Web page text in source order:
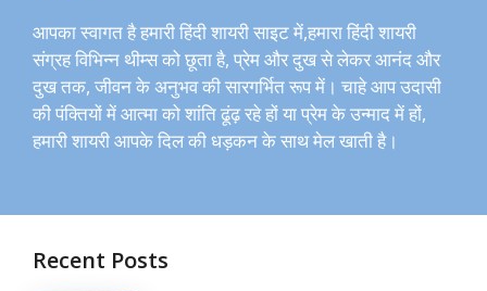
आपका स्वागत है हमारी हिंदी शायरी साइट में,हमारा हिंदी शायरी
संग्रह विभिन्न थीम्स को छूता है, प्रेम और दुख से लेकर आनंद और
दुख तक, जीवन के अनुभव की सारगर्भित रूप में। चाहे आप उदासी
की पंक्तियों में आत्मा को शांति ढूंढ़ रहे हों या प्रेम के उन्माद में हों,
हमारी शायरी आपके दिल की धड़कन के साथ मेल खाती है।
Recent Posts